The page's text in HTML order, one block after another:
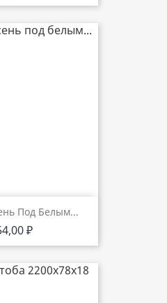
Под Белым...
₽